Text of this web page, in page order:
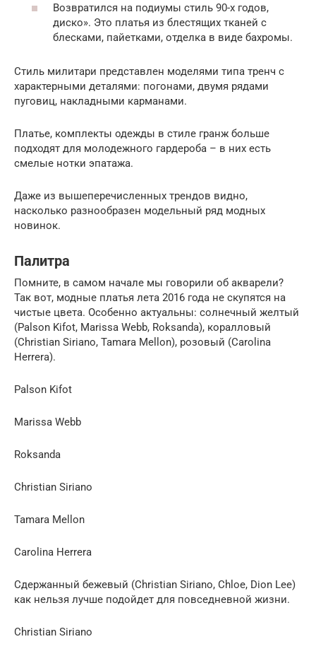
Возвратился на подиумы стиль 90-х годов,
диско». Это платья из блестящих тканей с
блесками, пайетками, отделка в виде бахромы.
Стиль милитари представлен моделями типа тренч с
характерными деталями: погонами, двумя рядами
пуговиц, накладными карманами.
Платье, комплекты одежды в стиле гранж больше
подходят для молодежного гардероба – в них есть
смелые нотки эпатажа.
Даже из вышеперечисленных трендов видно,
насколько разнообразен модельный ряд модных
новинок.
Палитра
Помните, в самом начале мы говорили об акварели?
Так вот, модные платья лета 2016 года не скупятся на
чистые цвета. Особенно актуальны: солнечный желтый
(Palson Kifot, Marissa Webb, Roksanda), коралловый
(Christian Siriano, Tamara Mellon), розовый (Carolina
Herrera).
Palson Kifot
Marissa Webb
Roksanda
Christian Siriano
Tamara Mellon
Carolina Herrera
Сдержанный бежевый (Christian Siriano, Chloe, Dion Lee)
как нельзя лучше подойдет для повседневной жизни.
Christian Siriano